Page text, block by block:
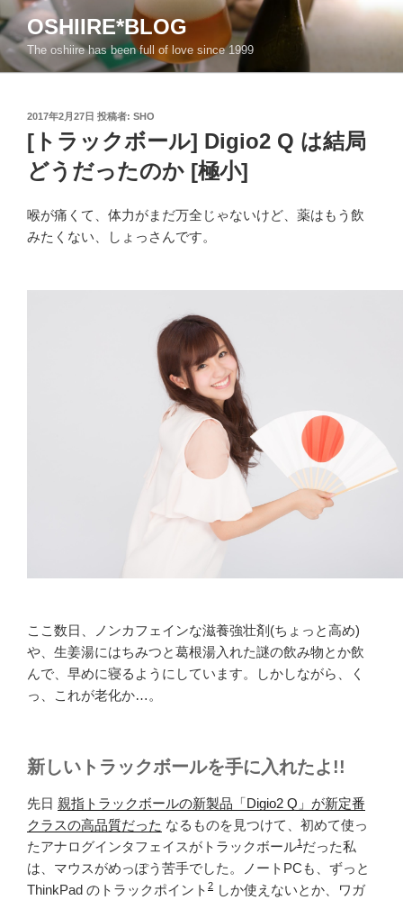
ン
テ
ン
OSHIIRE*BLOG
The oshiire has been full of love since 1999
投
稿
2017年2月27日 投稿者: SHO
[トラックボール] Digio2 Q は結局
どうだったのか [極小]
喉が痛くて、体力がまだ万全じゃないけど、薬はもう飲
みたくない、しょっさんです。
ここ数日、ノンカフェインな滋養強壮剤(ちょっと高め)
や、生姜湯にはちみつと葛根湯入れた謎の飲み物とか飲
んで、早めに寝るようにしています。しかしながら、く
っ、これが老化か…。
新しいトラックボールを手に入れたよ!!
先日 親指トラックボールの新製品「Digio2 Q」が新定番
クラスの高品質だった なるものを見つけて、初めて使っ
たアナログインタフェイスがトラックボール1 だった私
は、マウスがめっぽう苦手でした。ノートPCも、ずっと
ThinkPad のトラックポイント 2 しか使えないとか、ワガ